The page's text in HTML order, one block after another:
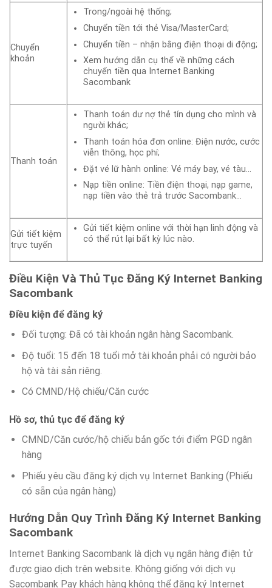
Chuyển
khoản
Trong/ngoài hệ thống;
Chuyển tiền tới thẻ Visa/MasterCard;
Chuyển tiền – nhận bằng điện thoại di động;
Xem hướng dẫn cụ thể về những cách
chuyển tiền qua Internet Banking
Sacombank
Thanh toán
Thanh toán dư nợ thẻ tín dụng cho mình và
người khác;
Thanh toán hóa đơn online: Điện nước, cước
viễn thông, học phí;
Đặt vé lữ hành online: Vé máy bay, vé tàu…
Nạp tiền online: Tiền điện thoại, nạp game,
nạp tiền vào thẻ trả trước Sacombank…
Gửi tiết kiệm
trực tuyến
Gửi tiết kiệm online với thời hạn linh động và
có thể rút lại bất kỳ lúc nào.
Điều Kiện Và Thủ Tục Đăng Ký Internet Banking
Sacombank
Điều kiện để đăng ký
Đối tượng: Đã có tài khoản ngân hàng Sacombank.
Độ tuổi: 15 đến 18 tuổi mở tài khoản phải có người bảo
hộ và tài sản riêng.
Có CMND/Hộ chiếu/Căn cước
Hồ sơ, thủ tục để đăng ký
CMND/Căn cước/hộ chiếu bản gốc tới điểm PGD ngân
hàng
Phiếu yêu cầu đăng ký dịch vụ Internet Banking (Phiếu
có sẵn của ngân hàng)
Hướng Dẫn Quy Trình Đăng Ký Internet Banking
Sacombank
Internet Banking Sacombank là dịch vụ ngân hàng điện tử
được giao dịch trên website. Không giống với dịch vụ
Sacombank Pay khách hàng không thể đăng ký Internet